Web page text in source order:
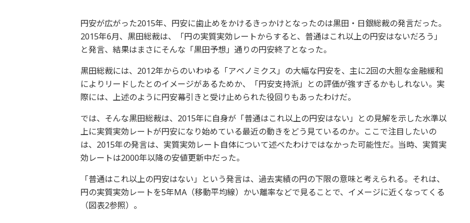
円安が広がった2015年、円安に歯止めをかけるきっかけとなったのは黒田・日銀総裁の発言だった。
2015年6月、黒田総裁は、「円の実質実効レートからすると、普通はこれ以上の円安はないだろう」
と発言、結果はまさにそんな「黒田予想」通りの円安終了となった。
黒田総裁には、2012年からのいわゆる「アベノミクス」の大幅な円安を、主に2回の大胆な金融緩和
によりリードしたとのイメージがあるためか、「円安支持派」との評価が強すぎるかもしれない。実
際には、上述のように円安幕引きと受け止められた役回りもあったわけだ。
では、そんな黒田総裁は、2015年に自身が「普通はこれ以上の円安はない」との見解を示した水準以
上に実質実効レートが円安になり始めている最近の動きをどう見ているのか。ここで注目したいの
は、2015年の発言は、実質実効レート自体について述べたわけではなかった可能性だ。当時、実質実
効レートは2000年以降の安値更新中だった。
「普通はこれ以上の円安はない」という発言は、過去実績の円の下限の意味と考えられる。それは、
円の実質実効レートを5年MA（移動平均線）かい離率などで見ることで、イメージに近くなってくる
（図表2参照）。